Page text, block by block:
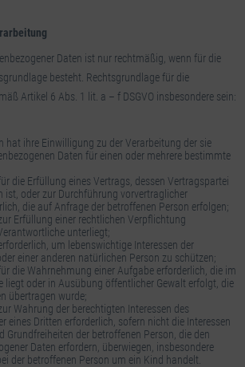
Daten ist nur rechtmäßig, wenn für die
besteht. Rechtsgrundlage für die
Artikel 6 Abs. 1 lit. a – f DSGVO insbesondere sein:
hat ihre Einwilligung zu der Verarbeitung der sie
Daten für einen oder mehrere bestimmte
die Erfüllung eines Vertrags, dessen Vertragspartei
ist, oder zur Durchführung vorvertraglicher
die auf Anfrage der betroffenen Person erfolgen;
Erfüllung einer rechtlichen Verpflichtung
unterliegt;
um lebenswichtige Interessen der
einer anderen natürlichen Person zu schützen;
die Wahrnehmung einer Aufgabe erforderlich, die im
liegt oder in Ausübung öffentlicher Gewalt erfolgt, die
übertragen wurde;
Wahrung der berechtigten Interessen des
eines Dritten erforderlich, sofern nicht die Interessen
Grundfreiheiten der betroffenen Person, die den
Daten erfordern, überwiegen, insbesondere
der betroffenen Person um ein Kind handelt.